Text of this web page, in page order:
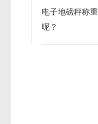
电子地磅秤称
呢？